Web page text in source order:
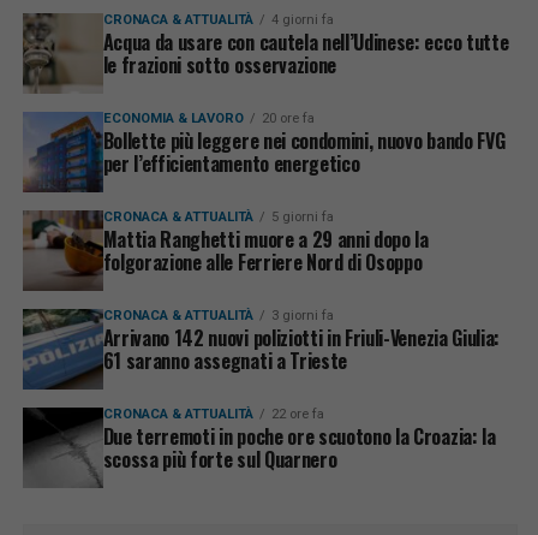
CRONACA & ATTUALITÀ 4 giorni fa
Acqua da usare con cautela nell’Udinese: ecco tutte
le frazioni sotto osservazione
ECONOMIA & LAVORO 20 ore fa
Bollette più leggere nei condomini, nuovo bando FVG
per l’efficientamento energetico
CRONACA & ATTUALITÀ 5 giorni fa
Mattia Ranghetti muore a 29 anni dopo la
folgorazione alle Ferriere Nord di Osoppo
CRONACA & ATTUALITÀ 3 giorni fa
Arrivano 142 nuovi poliziotti in Friuli-Venezia Giulia:
61 saranno assegnati a Trieste
CRONACA & ATTUALITÀ 22 ore fa
Due terremoti in poche ore scuotono la Croazia: la
scossa più forte sul Quarnero